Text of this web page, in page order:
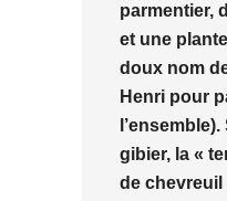
parmentier,
et une
doux nom
Henri pour
gibier, la «
de chevreuil